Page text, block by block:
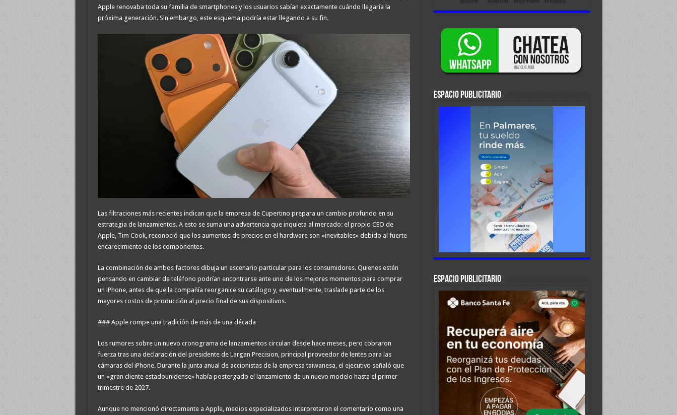
Apple renovaba toda su familia de smartphones y los usuarios sabían exactamente cuándo llegaría la
próxima generación. Sin embargo, este esquema podría estar llegando a su fin.
Las filtraciones más recientes indican que la empresa de Cupertino prepara un cambio profundo en su
estrategia de lanzamientos. A esto se suma una advertencia que inquieta al mercado: el propio CEO de
Apple, Tim Cook, reconoció que los aumentos de precios en el hardware son «inevitables» debido al fuerte
encarecimiento de los componentes.
La combinación de ambos factores dibuja un escenario particular para los consumidores. Quienes estén
pensando en cambiar de teléfono podrían encontrarse ante uno de los mejores momentos para comprar
un iPhone, antes de que la compañía reorganice su catálogo y, eventualmente, traslade parte de los
mayores costos de producción al precio final de sus dispositivos.
### Apple rompe una tradición de más de una década
Los rumores sobre un nuevo cronograma de lanzamientos circulan desde hace meses, pero cobraron
fuerza tras una declaración del presidente de Largan Precision, principal proveedor de lentes para las
cámaras del iPhone. Durante la junta anual de accionistas de la empresa taiwanesa, el ejecutivo señaló que
un «gran cliente estadounidense» había postergado el lanzamiento de un nuevo modelo hasta el primer
trimestre de 2027.
Aunque no mencionó directamente a Apple, medios especializados interpretaron el comentario como una
ESPACIO PUBLICITARIO
ESPACIO PUBLICITARIO